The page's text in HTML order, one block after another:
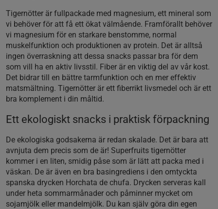
Tigernötter är fullpackade med magnesium, ett mineral som
vi behöver för att få ett ökat välmående. Framförallt behöver
vi magnesium för en starkare benstomme, normal
muskelfunktion och produktionen av protein. Det är alltså
ingen överraskning att dessa snacks passar bra för dem
som vill ha en aktiv livsstil. Fiber är en viktig del av vår kost.
Det bidrar till en bättre tarmfunktion och en mer effektiv
matsmältning. Tigernötter är ett fiberrikt livsmedel och är ett
bra komplement i din måltid.
Ett ekologiskt snacks i praktisk förpackning
De ekologiska godsakerna är redan skalade. Det är bara att
avnjuta dem precis som de är! Superfruits tigernötter
kommer i en liten, smidig påse som är lätt att packa med i
väskan. De är även en bra basingrediens i den omtyckta
spanska drycken Horchata de chufa. Drycken serveras kall
under heta sommarmånader och påminner mycket om
sojamjölk eller mandelmjölk. Du kan själv göra din egen